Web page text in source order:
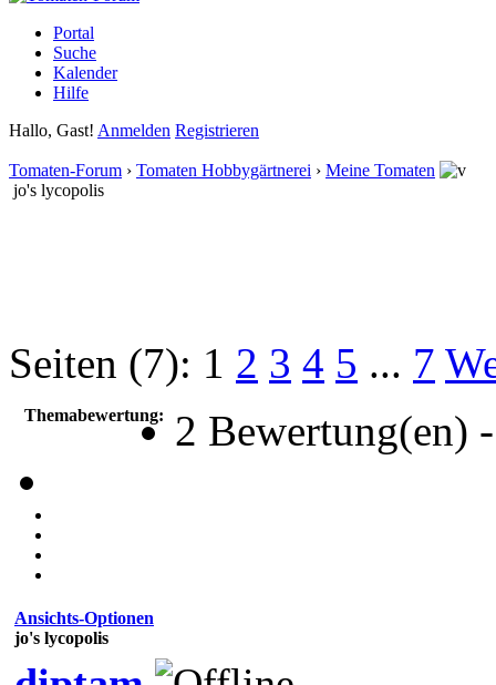
Portal
Suche
Kalender
Hilfe
Hallo, Gast! Anmelden Registrieren
Tomaten-Forum › Tomaten Hobbygärtnerei › Meine Tomaten
jo's lycopolis
Seiten (7): 1 2 3 4 5 ... 7
Themabewertung: 2 Bewertung(en)
Ansichts-Optionen
jo's lycopolis